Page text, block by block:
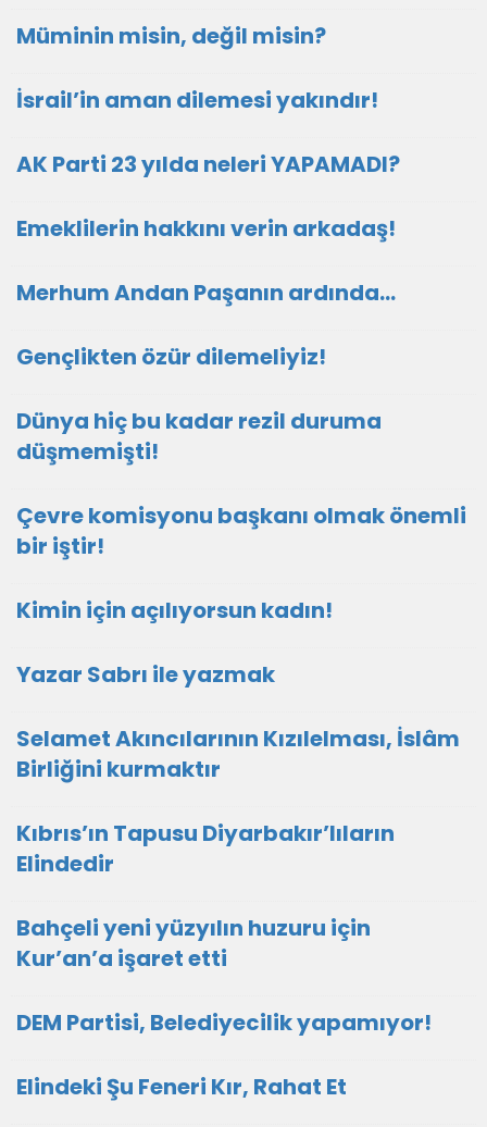
Müminin misin, değil misin?
İsrail’in aman dilemesi yakındır!
AK Parti 23 yılda neleri YAPAMADI?
Emeklilerin hakkını verin arkadaş!
Merhum Andan Paşanın ardında…
Gençlikten özür dilemeliyiz!
Dünya hiç bu kadar rezil duruma
düşmemişti!
Çevre komisyonu başkanı olmak önemli
bir iştir!
Kimin için açılıyorsun kadın!
Yazar Sabrı ile yazmak
Selamet Akıncılarının Kızılelması, İslâm
Birliğini kurmaktır
Kıbrıs’ın Tapusu Diyarbakır’lıların
Elindedir
Bahçeli yeni yüzyılın huzuru için
Kur’an’a işaret etti
DEM Partisi, Belediyecilik yapamıyor!
Elindeki Şu Feneri Kır, Rahat Et